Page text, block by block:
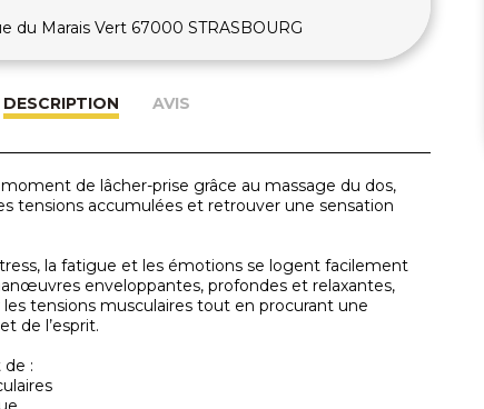
du Marais Vert 67000 STRASBOURG
DESCRIPTION AVIS
de lâcher-prise grâce au massage du dos,
tensions accumulées et retrouver une sensation
la fatigue et les émotions se logent facilement
enveloppantes, profondes et relaxantes,
tensions musculaires tout en procurant une
de l’esprit.
: